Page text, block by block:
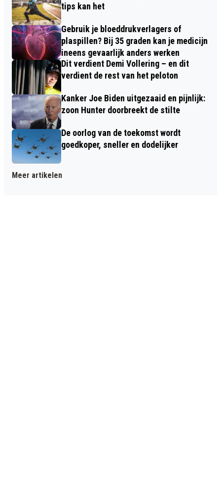
tips kan het
Gebruik je bloeddrukverlagers of
plaspillen? Bij 35 graden kan je medicijn
ineens gevaarlijk anders werken
Dit verdient Demi Vollering – en dit
verdient de rest van het peloton
Kanker Joe Biden uitgezaaid en pijnlijk:
zoon Hunter doorbreekt de stilte
De oorlog van de toekomst wordt
goedkoper, sneller en dodelijker
Meer artikelen